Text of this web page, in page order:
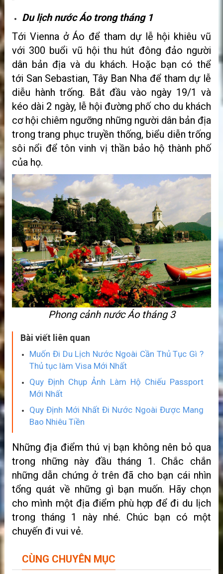
Du lịch nước Áo trong tháng 1
Tới Vienna ở Áo để tham dự lễ hội khiêu vũ
với 300 buổi vũ hội thu hút đông đảo người
dân bản địa và du khách. Hoặc bạn có thể
tới San Sebastian, Tây Ban Nha để tham dự lễ
diễu hành trống. Bắt đầu vào ngày 19/1 và
kéo dài 2 ngày, lễ hội đường phố cho du khách
cơ hội chiêm ngưỡng những người dân bản địa
trong trang phục truyền thống, biểu diễn trống
sôi nổi để tôn vinh vị thần bảo hộ thành phố
của họ.
Phong cảnh nước Áo tháng 3
Bài viết liên quan
Muốn Đi Du Lịch Nước Ngoài Cần Thủ Tục Gì ?
Thủ tục làm Visa Mới Nhất
Quy Định Chụp Ảnh Làm Hộ Chiếu Passport
Mới Nhất
Quy Định Mới Nhất Đi Nước Ngoài Được Mang
Bao Nhiêu Tiền
Những địa điểm thú vị bạn không nên bỏ qua
trong những này đầu tháng 1. Chắc chắn
những dẫn chứng ở trên đã cho bạn cái nhìn
tổng quát về những gì bạn muốn. Hãy chọn
cho mình một địa điểm phù hợp để đi du lịch
trong tháng 1 này nhé. Chúc bạn có một
chuyến đi vui vẻ.
CÙNG CHUYÊN MỤC